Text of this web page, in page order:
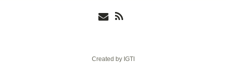
Created by IGTI